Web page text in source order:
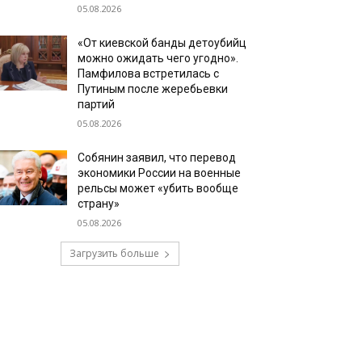
05.08.2026
«От киевской банды детоубийц
можно ожидать чего угодно».
Памфилова встретилась с
Путиным после жеребьевки
партий
05.08.2026
Собянин заявил, что перевод
экономики России на военные
рельсы может «убить вообще
страну»
05.08.2026
Загрузить больше